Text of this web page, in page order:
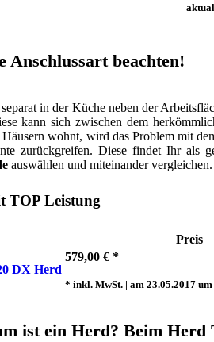
Anschlussart beachten!
in der Küche neben der
kann sich zwischen dem
wohnt, wird das Problem mit
zurückgreifen. Diese findet Ihr als
auswählen und miteinander vergleichen.
TOP Leistung
Preis
DX Herd
579,00 € *
* inkl. MwSt. | am 23.05.2017
ist ein Herd? Beim Herd